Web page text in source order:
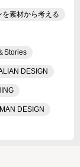
を素材から考える
Stories
DESIGN
DESIGN